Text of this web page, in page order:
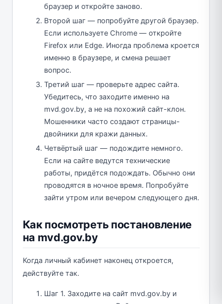
браузер и откройте заново.
Второй шаг — попробуйте другой браузер.
Если используете Chrome — откройте
Firefox или Edge. Иногда проблема кроется
именно в браузере, и смена решает
вопрос.
Третий шаг — проверьте адрес сайта.
Убедитесь, что заходите именно на
mvd.gov.by, а не на похожий сайт-клон.
Мошенники часто создают страницы-
двойники для кражи данных.
Четвёртый шаг — подождите немного.
Если на сайте ведутся технические
работы, придётся подождать. Обычно они
проводятся в ночное время. Попробуйте
зайти утром или вечером следующего дня.
Как посмотреть постановление
на mvd.gov.by
Когда личный кабинет наконец откроется,
действуйте так.
Шаг 1. Заходите на сайт mvd.gov.by и